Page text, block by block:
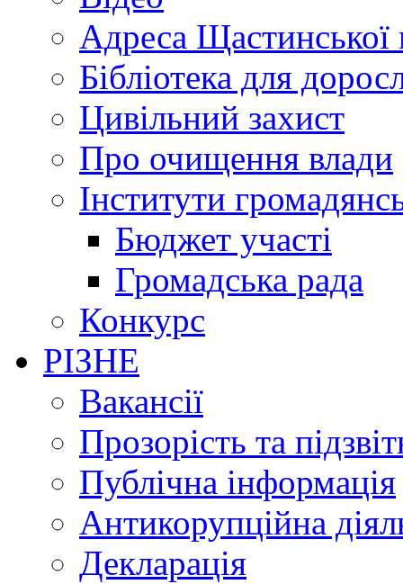
Адреса Щастинської
Бібліотека для
Цивільний захист
Про очищення влади
Інститути
Бюджет участі
Громадська рада
Конкурс
РІЗНЕ
Вакансії
Прозорість та
Публічна інформація
Антикорупційна
Декларація